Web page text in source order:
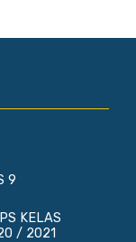
9
KELAS
/ 2021